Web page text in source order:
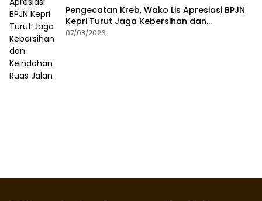
Pengecatan Kreb, Wako Lis Apresiasi BPJN
Kepri Turut Jaga Kebersihan dan
Keindahan Ruas Jalan
07/08/2026